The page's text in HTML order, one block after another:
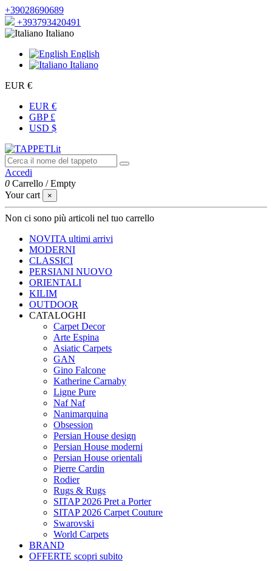
+39028690689
+393793420491
Italiano
English
Italiano
EUR €
EUR €
GBP £
USD $
Accedi
0 Carrello /Empty
Your cart
×
Non ci sono più articoli nel tuo carrello
NOVITA ultimi arrivi
MODERNI
CLASSICI
PERSIANI NUOVO
ORIENTALI
KILIM
OUTDOOR
CATALOGHI
Carpet Decor
Arte Espina
Asiatic Carpets
GAN
Gino Falcone
Katherine Carnaby
Ligne Pure
Naf Naf
Nanimarquina
Obsession
Persian House design
Persian House moderni
Persian House orientali
Pierre Cardin
Rodier
Rugs & Rugs
SITAP 2026 Pret a Porter
SITAP 2026 Carpet Couture
Swarovski
World Carpets
BRAND
OFFERTE scopri subito